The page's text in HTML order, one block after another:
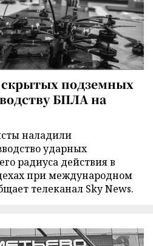
подземных
БПЛА на
наладили
ударных
радиуса действия в
при международном
телеканал Sky News.